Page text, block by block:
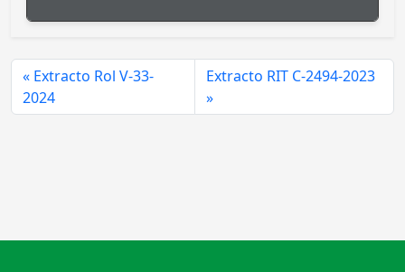
Extracto Rol V-33-
2024
Extracto RIT C-2494-2023